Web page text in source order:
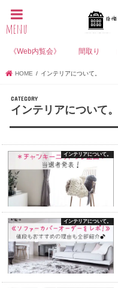
menu
《Web内覧会》 間取り
HOME インテリアについて。
インテリアについて。
インテリアについて。
インテリアについて。